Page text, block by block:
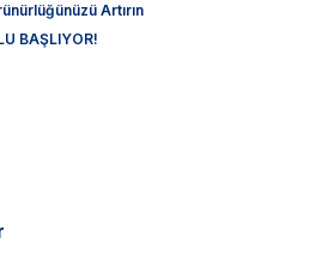
Artırın
BAŞLIYOR!